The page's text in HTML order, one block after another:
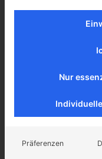
Slipcase
169.5 x 15 x 138.5
ENHANCEMENT
Nur
Präferenzen